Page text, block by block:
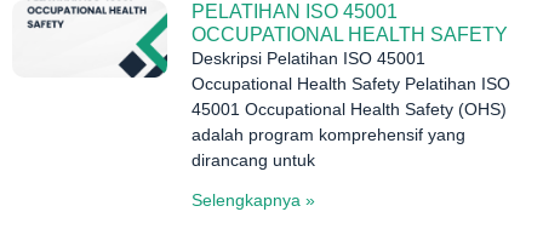
PELATIHAN ISO 45001
OCCUPATIONAL HEALTH SAFETY
Deskripsi Pelatihan ISO 45001
Occupational Health Safety Pelatihan ISO
45001 Occupational Health Safety (OHS)
adalah program komprehensif yang
dirancang untuk
Selengkapnya »